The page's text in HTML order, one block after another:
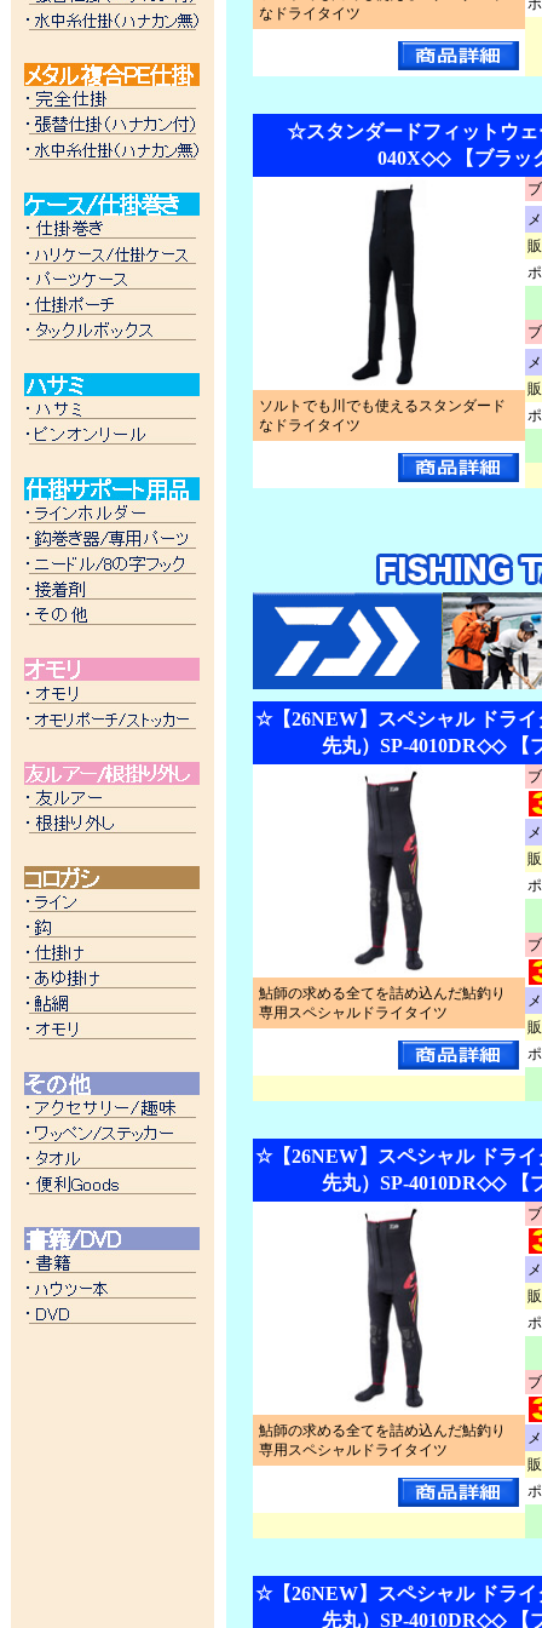
なドライタイツ
☆スタンダードフィットウェ
040X◇◇ 【ブラッ
ソルトでも川でも使えるスタンダード
なドライタイツ
☆【26NEW】スペシャル ドラ
先丸）SP-4010DR◇◇ 【
鮎師の求める全てを詰め込んだ鮎釣り
専用スペシャルドライタイツ
☆【26NEW】スペシャル ドラ
先丸）SP-4010DR◇◇ 【
鮎師の求める全てを詰め込んだ鮎釣り
専用スペシャルドライタイツ
☆【26NEW】スペシャル ドラ
先丸）SP-4010DR◇◇ 【